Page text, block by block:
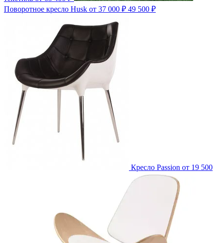
Поворотное кресло Husk от 37 000 ₽ 49 500 ₽
Кресло Passion от 19 500